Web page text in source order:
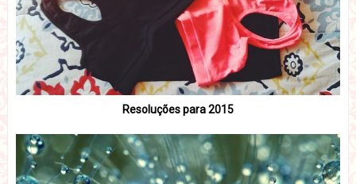
Resoluções para 2015